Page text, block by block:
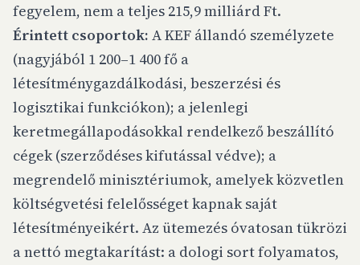
fegyelem, nem a teljes 215,9 milliárd Ft.
Érintett csoportok: A KEF állandó személyzete
(nagyjából 1 200–1 400 fő a
létesítménygazdálkodási, beszerzési és
logisztikai funkciókon); a jelenlegi
keretmegállapodásokkal rendelkező beszállító
cégek (szerződéses kifutással védve); a
megrendelő minisztériumok, amelyek közvetlen
költségvetési felelősséget kapnak saját
létesítményeikért. Az ütemezés óvatosan tükrözi
a nettó megtakarítást: a dologi sort folyamatos,